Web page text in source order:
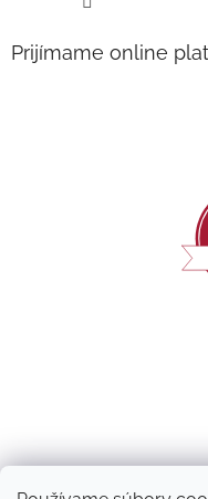
Prijímame online